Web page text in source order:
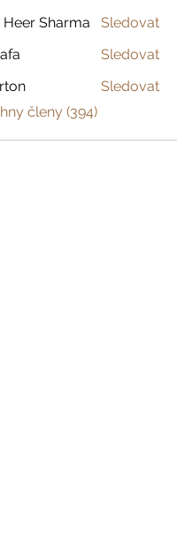
Sharma
Sledovat
Sledovat
Sledovat
členy (394)